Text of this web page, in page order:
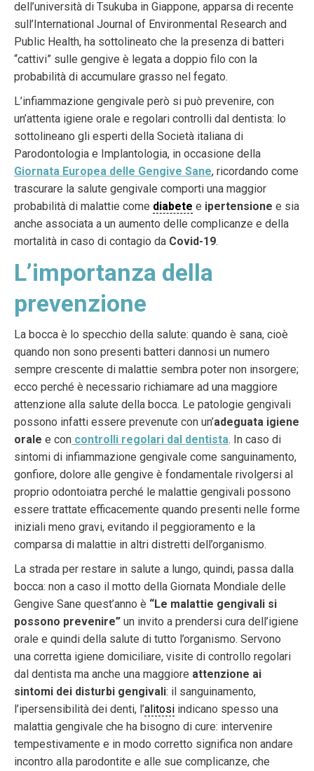
dell’università di Tsukuba in Giappone, apparsa di recente
sull’International Journal of Environmental Research and
Public Health, ha sottolineato che la presenza di batteri
“cattivi” sulle gengive è legata a doppio filo con la
probabilità di accumulare grasso nel fegato.
L’infiammazione gengivale però si può prevenire, con
un’attenta igiene orale e regolari controlli dal dentista: lo
sottolineano gli esperti della Società italiana di
Parodontologia e Implantologia, in occasione della
Giornata Europea delle Gengive Sane, ricordando come
trascurare la salute gengivale comporti una maggior
probabilità di malattie come diabete e ipertensione e sia
anche associata a un aumento delle complicanze e della
mortalità in caso di contagio da Covid-19.
L’importanza della
prevenzione
La bocca è lo specchio della salute: quando è sana, cioè
quando non sono presenti batteri dannosi un numero
sempre crescente di malattie sembra poter non insorgere;
ecco perché è necessario richiamare ad una maggiore
attenzione alla salute della bocca. Le patologie gengivali
possono infatti essere prevenute con un’adeguata igiene
orale e con controlli regolari dal dentista. In caso di
sintomi di infiammazione gengivale come sanguinamento,
gonfiore, dolore alle gengive è fondamentale rivolgersi al
proprio odontoiatra perché le malattie gengivali possono
essere trattate efficacemente quando presenti nelle forme
iniziali meno gravi, evitando il peggioramento e la
comparsa di malattie in altri distretti dell’organismo.
La strada per restare in salute a lungo, quindi, passa dalla
bocca: non a caso il motto della Giornata Mondiale delle
Gengive Sane quest’anno è “Le malattie gengivali si
possono prevenire” un invito a prendersi cura dell’igiene
orale e quindi della salute di tutto l’organismo. Servono
una corretta igiene domiciliare, visite di controllo regolari
dal dentista ma anche una maggiore attenzione ai
sintomi dei disturbi gengivali: il sanguinamento,
l’ipersensibilità dei denti, l’alitosi indicano spesso una
malattia gengivale che ha bisogno di cure: intervenire
tempestivamente e in modo corretto significa non andare
incontro alla parodontite e alle sue complicanze, che